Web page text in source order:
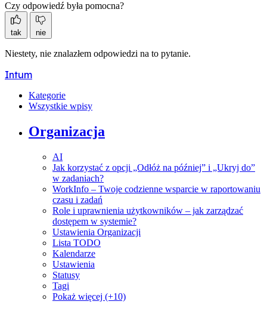
Czy odpowiedź była pomocna?
tak nie
Niestety, nie znalazłem odpowiedzi na to pytanie.
Intum
Kategorie
Wszystkie wpisy
Organizacja
AI
Jak korzystać z opcji „Odłóż na później” i „Ukryj do”
w zadaniach?
WorkInfo – Twoje codzienne wsparcie w raportowaniu
czasu i zadań
Role i uprawnienia użytkowników – jak zarządzać
dostępem w systemie?
Ustawienia Organizacji
Lista TODO
Kalendarze
Ustawienia
Statusy
Tagi
Pokaż więcej (+10)